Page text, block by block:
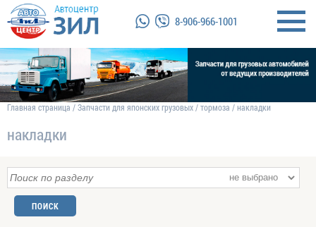
8-906-966-1001
Главная страница /Запчасти для японских грузовых/тормоза /накладки
накладки